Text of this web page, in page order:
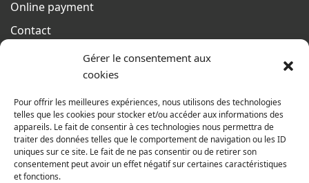
Gérer le consentement aux
cookies
Pour offrir les meilleures expériences, nous utilisons des technologies
telles que les cookies pour stocker et/ou accéder aux informations des
appareils. Le fait de consentir à ces technologies nous permettra de
traiter des données telles que le comportement de navigation ou les ID
uniques sur ce site. Le fait de ne pas consentir ou de retirer son
consentement peut avoir un effet négatif sur certaines caractéristiques
et fonctions.
Online payment
Contact
Terms of sales
From monday to thursday
On friday
From 8h to 12h30 and from 13h30 to 16h